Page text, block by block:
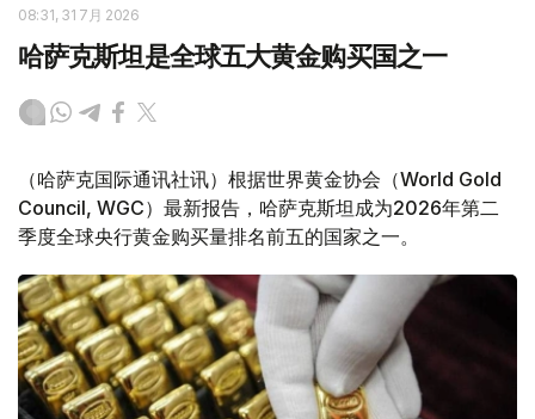
08:31, 31 7月 2026
哈萨克斯坦是全球五大黄金购买国之一
（哈萨克国际通讯社讯）根据世界黄金协会（World Gold
Council, WGC）最新报告，哈萨克斯坦成为2026年第二
季度全球央行黄金购买量排名前五的国家之一。